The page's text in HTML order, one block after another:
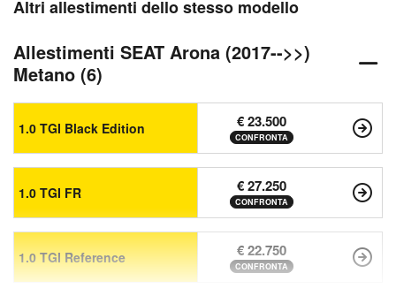
Altri allestimenti dello stesso modello
Allestimenti SEAT Arona (2017-->>)
Metano (6)
1.0 TGI Black Edition € 23.500
CONFRONTA
1.0 TGI FR € 27.250
CONFRONTA
1.0 TGI Reference € 22.750
CONFRONTA